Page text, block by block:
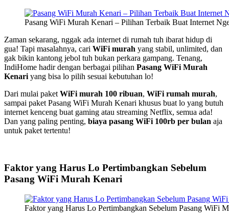
Pasang WiFi Murah Kenari – Pilihan Terbaik Buat Internet
Zaman sekarang, nggak ada internet di rumah tuh ibarat hidup di
gua! Tapi masalahnya, cari WiFi murah yang stabil, unlimited, dan
gak bikin kantong jebol tuh bukan perkara gampang. Tenang,
IndiHome hadir dengan berbagai pilihan Pasang WiFi Murah
Kenariyang bisa lo pilih sesuai kebutuhan lo!
Dari mulai paketWiFi murah 100 ribuan, WiFi rumah murah,
sampai paket Pasang WiFi Murah Kenari khusus buat lo yang butuh
internet kenceng buat gaming atau streaming Netflix, semua ada!
Dan yang paling penting, biaya pasang WiFi 100rb per bulan aja
untuk paket tertentu!
Faktor yang Harus Lo Pertimbangkan Sebelum
Pasang WiFi Murah Kenari
Faktor yang Harus Lo Pertimbangkan Sebelum Pasang WiFi